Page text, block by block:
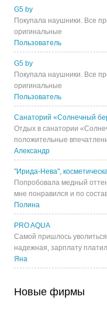
G5 by
Покупала наушники. Все
оригинальные
Пользователь
G5 by
Покупала наушники. Все
оригинальные
Пользователь
Санаторий «Солнечный
Отдых в санатории
положительные
Александр
"Ирида-Нева",
Попробовала медный
мне понравился и по
Полина
PRO AQUA
Самой пришлось
надежная, зарплату
Яна
Новые фирмы